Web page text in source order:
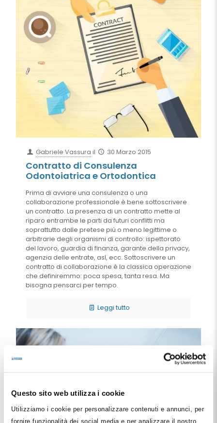
Questo sito web utilizza i cookie
Utilizziamo i cookie per personalizzare contenuti e annunci, per
fornire funzionalità dei social media e per analizzare il nostro
Gabriele Vassura il 30 Marzo 2015
Contratto di Consulenza
Odontoiatrica e Ortodontica
Prima di avviare una consulenza o una
collaborazione professionale è bene sottoscrivere
un contratto. La presenza di un contratto mette al
riparo entrambe le parti da futuri conflitti ma
soprattutto dalle pretese più o meno legittime o
arbitrarie degli organismi di controllo: ispettorato
del lavoro, guardia di finanza, garante della privacy,
agenzia delle entrate, asl, ecc. Sottoscrivere un
contratto di collaborazione è la classica operazione
che definiremmo: poca spesa, tanta resa. Ma
bisogna pensarci per tempo.
Leggi tutto